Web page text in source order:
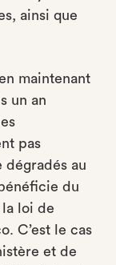
ainsi que
maintenant
un an
pas
dégradés au
du
loi de
C’est le cas
et de